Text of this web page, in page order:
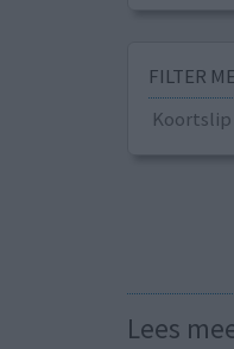
FILTER
Koortslip
Lees